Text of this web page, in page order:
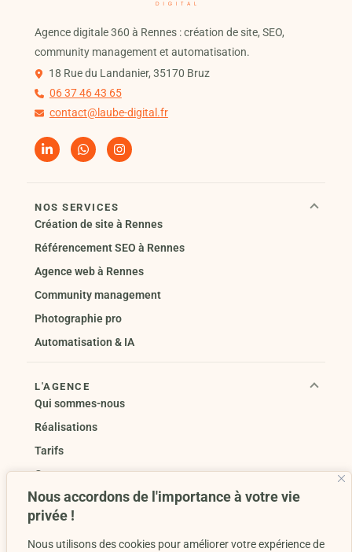
Nous accordons de l'importance à votre vie
privée !
Nous utilisons des cookies pour améliorer votre expérience de
Agence digitale 360 à Rennes : création de site, SEO,
community management et automatisation.
18 Rue du Landanier, 35170 Bruz
06 37 46 43 65
contact@laube-digital.fr
NOS SERVICES
Création de site à Rennes
Référencement SEO à Rennes
Agence web à Rennes
Community management
Photographie pro
Automatisation & IA
L'AGENCE
Qui sommes-nous
Réalisations
Tarifs
Contact
ZONES D'INTERVENTION